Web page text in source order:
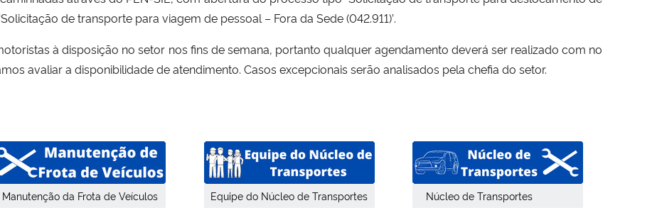
de transporte para viagem de pessoal – Fora da Sede (042.911)”.
à disposição no setor nos fins de semana, portanto qualquer agendamento deverá ser realizado com no
avaliar a disponibilidade de atendimento. Casos excepcionais serão analisados pela chefia do setor.
Manutenção da Frota de Veículos Equipe do Núcleo de Transportes Núcleo de Transportes